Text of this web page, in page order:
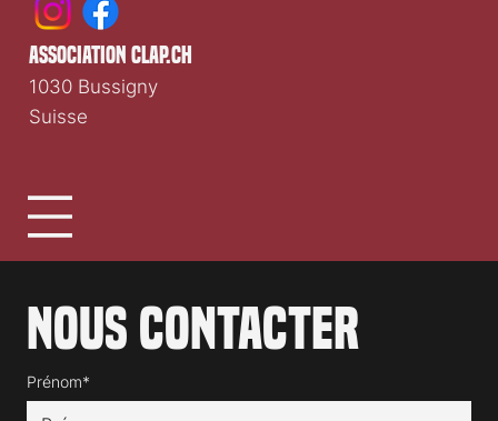
Nous contacter
Prénom*
association clap.ch
1030 Bussigny
Suisse